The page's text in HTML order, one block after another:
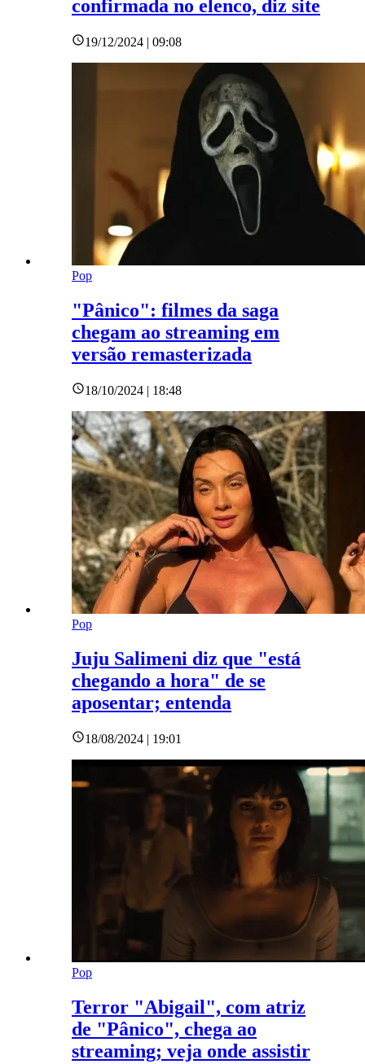
confirmada no elenco, diz site
19/12/2024 | 09:08
Pop
"Pânico": filmes da saga
chegam ao streaming em
versão remasterizada
18/10/2024 | 18:48
Pop
Juju Salimeni diz que "está
chegando a hora" de se
aposentar; entenda
18/08/2024 | 19:01
Pop
Terror "Abigail", com atriz
de "Pânico", chega ao
streaming; veja onde assistir